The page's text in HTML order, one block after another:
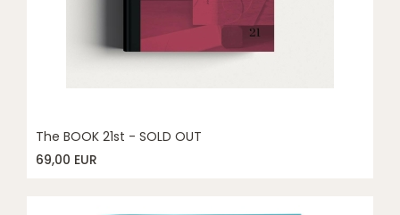
The BOOK 21st - SOLD OUT
69,00 EUR